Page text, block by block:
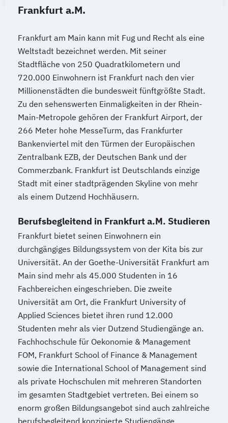
Frankfurt a.M.
Frankfurt am Main kann mit Fug und Recht als eine
Weltstadt bezeichnet werden. Mit seiner
Stadtfläche von 250 Quadratkilometern und
720.000 Einwohnern ist Frankfurt nach den vier
Millionenstädten die bundesweit fünftgrößte Stadt.
Zu den sehenswerten Einmaligkeiten in der Rhein-
Main-Metropole gehören der Frankfurt Airport, der
266 Meter hohe MesseTurm, das Frankfurter
Bankenviertel mit den Türmen der Europäischen
Zentralbank EZB, der Deutschen Bank und der
Commerzbank. Frankfurt ist Deutschlands einzige
Stadt mit einer stadtprägenden Skyline von mehr
als einem Dutzend Hochhäusern.
Berufsbegleitend in Frankfurt a.M. Studieren
Frankfurt bietet seinen Einwohnern ein
durchgängiges Bildungssystem von der Kita bis zur
Universität. An der Goethe-Universität Frankfurt am
Main sind mehr als 45.000 Studenten in 16
Fachbereichen eingeschrieben. Die zweite
Universität am Ort, die Frankfurt University of
Applied Sciences bietet ihren rund 12.000
Studenten mehr als vier Dutzend Studiengänge an.
Fachhochschule für Oekonomie & Management
FOM, Frankfurt School of Finance & Management
sowie die International School of Management sind
als private Hochschulen mit mehreren Standorten
im gesamten Stadtgebiet vertreten. Bei einem so
enorm großen Bildungsangebot sind auch zahlreiche
berufsbegleitend konzipierte Studiengänge